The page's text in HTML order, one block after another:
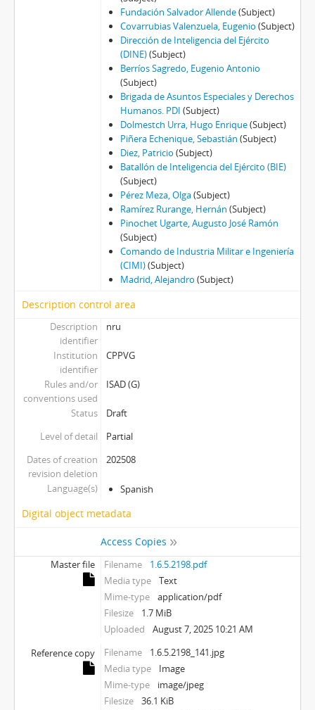
Fundación Salvador Allende(Subject)
Covarrubias Valenzuela, Eugenio (Subject)
Dirección de Inteligencia del Ejército
(DINE)(Subject)
Berríos Sagredo, Eugenio Antonio
(Subject)
Brigada de Asuntos Especiales y Derechos
Humanos. PDI (Subject)
Dolmestch Urra, Hugo Enrique(Subject)
Piñera Echenique, Sebastián (Subject)
Diez, Patricio (Subject)
Batallón de Inteligencia del Ejército (BIE)
(Subject)
Pérez Meza, Olga(Subject)
Ramírez Rurange, Hernán (Subject)
Pinochet Ugarte, Augusto José Ramón
(Subject)
Comando de Industria Militar e Ingeniería
(CIMI)(Subject)
Madrid, Alejandro (Subject)
Description control area
Description
identifier
nru
Institution
identifier
CPPVG
Rules and/or
conventions used
ISAD (G)
Status
Draft
Level of detail
Partial
Dates of creation
revision deletion
202508
Language(s) Spanish
Digital object metadata
Access Copies
Master file Filename
1.6.5.2198.pdf
Media type
Text
Mime-type
application/pdf
Filesize
1.7 MiB
Uploaded
August 7, 2025 10:21 AM
Reference copy
Filename
1.6.5.2198_141.jpg
Media type
Image
Mime-type
image/jpeg
Filesize
36.1 KiB